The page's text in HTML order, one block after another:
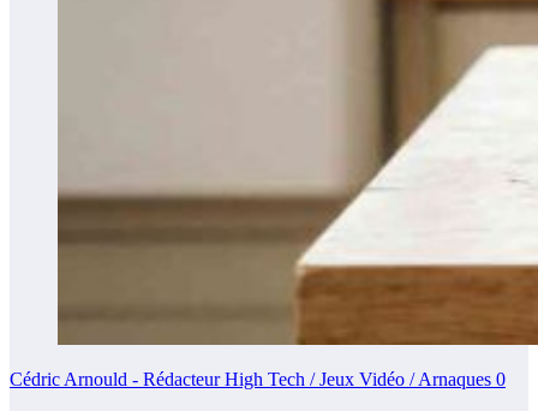
Cédric Arnould - Rédacteur High Tech / Jeux Vidéo / Arnaques 0